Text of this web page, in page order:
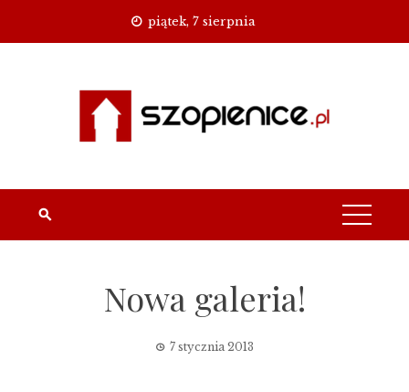
piątek, 7 sierpnia
Nowa galeria!
7 stycznia 2013